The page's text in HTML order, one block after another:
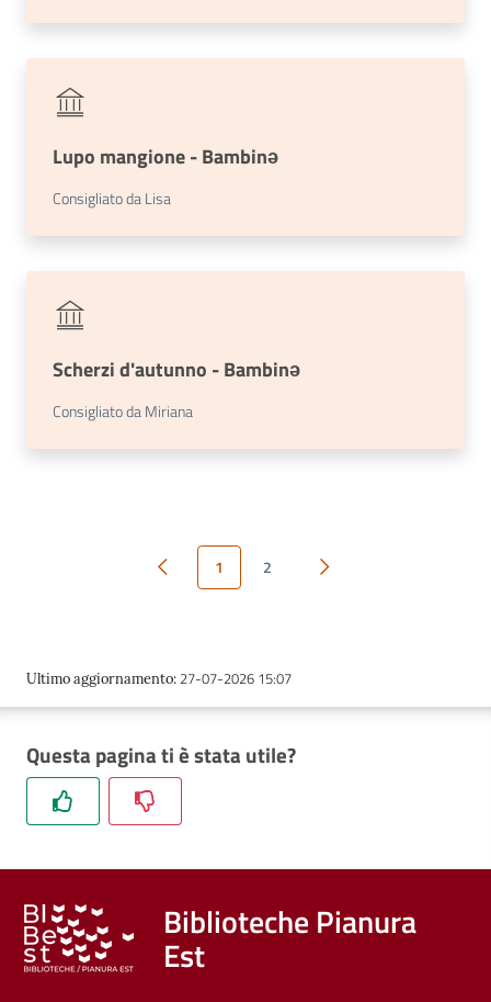
Lupo mangione - Bambinə
Consigliato da Lisa
Scherzi d'autunno - Bambinə
Consigliato da Miriana
Pagina precedente
1 2 Pagina successiva
Ultimo aggiornamento: 27-07-2026 15:07
Questa pagina ti è stata utile?
Biblioteche Pianura
Est